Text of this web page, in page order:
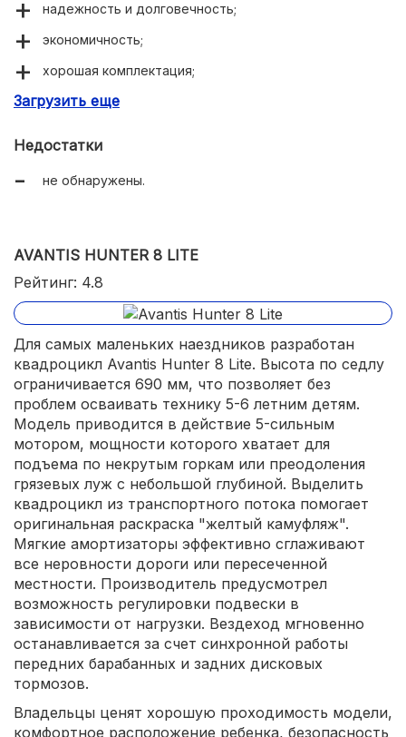
надежность и долговечность;
экономичность;
хорошая комплектация;
простота в обслуживании.
Загрузить еще
Недостатки
не обнаружены.
AVANTIS HUNTER 8 LITE
Рейтинг: 4.8
Для самых маленьких наездников разработан
квадроцикл Avantis Hunter 8 Lite. Высота по седлу
ограничивается 690 мм, что позволяет без
проблем осваивать технику 5-6 летним детям.
Модель приводится в действие 5-сильным
мотором, мощности которого хватает для
подъема по некрутым горкам или преодоления
грязевых луж с небольшой глубиной. Выделить
квадроцикл из транспортного потока помогает
оригинальная раскраска "желтый камуфляж".
Мягкие амортизаторы эффективно сглаживают
все неровности дороги или пересеченной
местности. Производитель предусмотрел
возможность регулировки подвески в
зависимости от нагрузки. Вездеход мгновенно
останавливается за счет синхронной работы
передних барабанных и задних дисковых
тормозов.
Владельцы ценят хорошую проходимость модели,
комфортное расположение ребенка, безопасность